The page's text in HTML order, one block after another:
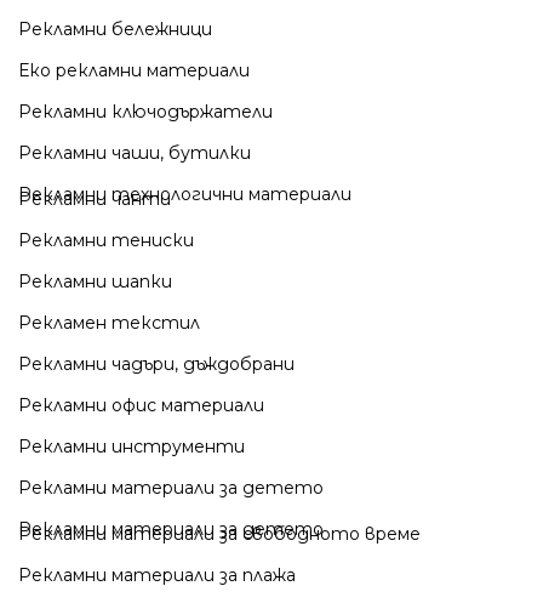
Рекламни бележници
Еко рекламни материали
Рекламни ключодържатели
Рекламни чаши, бутилки
Рекламни технологични материали
Рекламни чанти
Рекламни тениски
Рекламни шапки
Рекламен текстил
Рекламни чадъри, дъждобрани
Рекламни офис материали
Рекламни инструменти
Рекламни материали за детето
Рекламни материали за детето
Рекламни материали за свободното време
Рекламни материали за плажа